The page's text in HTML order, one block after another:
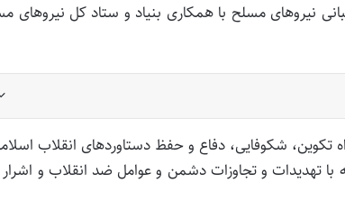
نیروهای مسلح با همکاری بنیاد و ستاد کل نیروهای
شکوفایی، دفاع و حفظ دستاوردهای انقلاب
تهدیدات و تجاوزات دشمن و عوامل ضد انقلاب و اشرار